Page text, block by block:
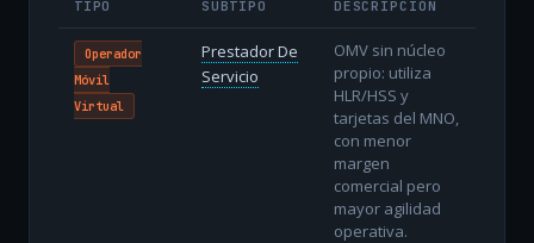
TIPO SUBTIPO DESCRIPCIÓN
Operador
Móvil
Virtual
Prestador De
Servicio
OMV sin núcleo
propio: utiliza
HLR/HSS y
tarjetas del MNO,
con menor
margen
comercial pero
mayor agilidad
operativa.